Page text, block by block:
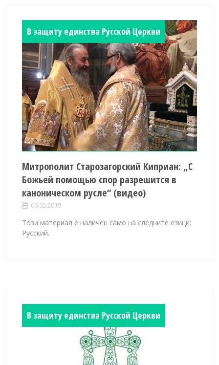
В защиту единства Русской Церкви
Митрополит Старозагорский Киприан: „С
Божьей помощью спор разрешится в
каноническом русле“ (видео)
06.02.2019
Този материал е наличен само на следните езици:
Русский.
В защиту единства Русской Церкви